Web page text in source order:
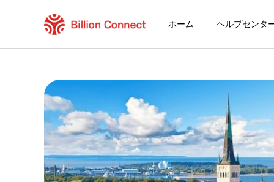
ホーム ヘルプセンタ
現在の目的地の周遊プラン
eSIMの利用方法
JordanでBillion Connect eSIMを利用す
Billion Connect グローバル [84カ国・地
目的地とデータプランを選ぶ
eSIMをインストールする